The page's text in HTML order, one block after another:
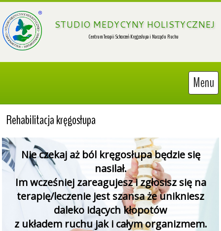
STUDIO MEDYCYNY HOLISTYCZNEJ
Menu
Rehabilitacja kręgosłupa
Nie czekaj aż ból kręgosłupa będzie się
nasilał.
Im wcześniej zareagujesz i zgłosisz się na
terapię/leczenie jest szansa że unikniesz
daleko idących kłopotów
z układem ruchu jak i całym organizmem.